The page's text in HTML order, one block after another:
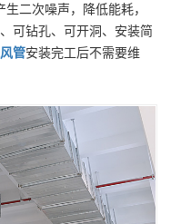
二次噪声，降低能耗，
可钻孔、可开洞、安装简
管安装完工后不需要维